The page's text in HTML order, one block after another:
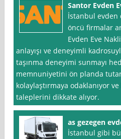
Santor Evden
İstanbul evden
öncü firmalar
Evden Eve
anlayışı ve deneyimli
taşınma deneyimi sunmayı
memnuniyetini ön planda
kolaylaştırmaya odaklanıyor
taleplerini dikkate alıyor.
as gezegen
İstanbul gibi